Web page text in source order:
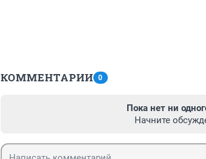
КОММЕНТАРИИ 0
Пока нет ни
Начните